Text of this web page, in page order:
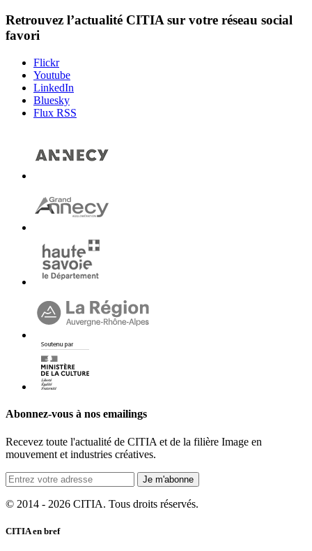
Retrouvez l’actualité CITIAsur votre réseau social
favori
Flickr
Youtube
LinkedIn
Bluesky
Flux RSS
Abonnez-vous à nos emailings
Recevez toute l'actualité de CITIA et de la filière Image en
mouvement et industries créatives.
Je m'abonne
© 2014 - 2026 CITIA. Tous droits réservés.
CITIA en bref